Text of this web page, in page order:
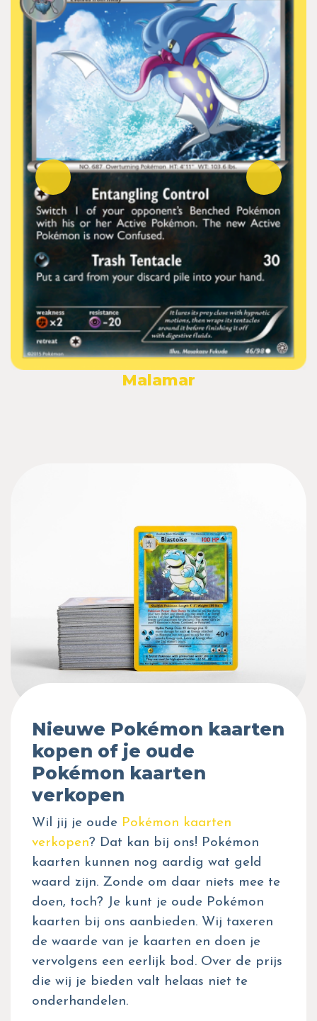
Malamar
Nieuwe Pokémon kaarten
kopen of je oude
Pokémon kaarten
verkopen
Wil jij je oude Pokémon kaarten
verkopen? Dat kan bij ons! Pokémon
kaarten kunnen nog aardig wat geld
waard zijn. Zonde om daar niets mee te
doen, toch? Je kunt je oude Pokémon
kaarten bij ons aanbieden. Wij taxeren
de waarde van je kaarten en doen je
vervolgens een eerlijk bod. Over de prijs
die wij je bieden valt helaas niet te
onderhandelen.